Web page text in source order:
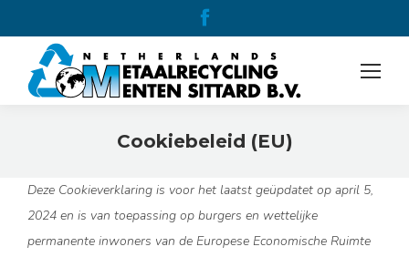
opens
in
window
Cookiebeleid (EU)
Deze Cookieverklaring is voor het laatst geüpdatet op april 5,
2024 en is van toepassing op burgers en wettelijke
permanente inwoners van de Europese Economische Ruimte